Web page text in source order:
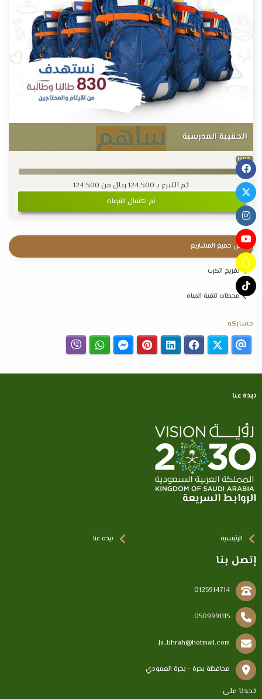
الحقيبة المدرسية
100%
تم التبرع بـ124,500 ريال من 124,500
تم اكتمال التبرعات
عرض جميع المشاريع
تفريج الكرب
محطات تنقية المياه
مشاركة
نبذة عنا
الروابط السريعة
الرئيسية نبذة عنا
إتصل بنا
0125914714
0509991115
Ja_bhrah@hotmail.com
محافظة بحرة - بحرة العمودي
تجدنا على